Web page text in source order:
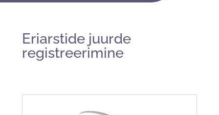
Eriarstide juurde
registreerimine